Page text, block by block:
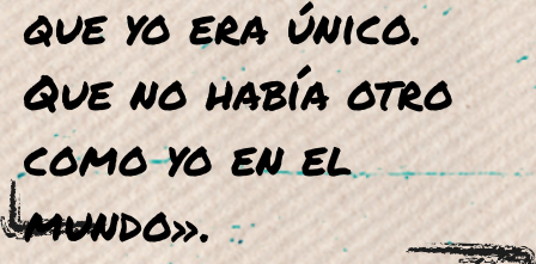
que yo era único.
Que no había otro
como yo en el
mundo».